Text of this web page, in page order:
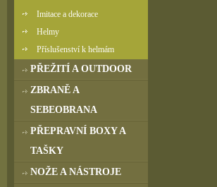
Imitace a dekorace
Helmy
Příslušenství k helmám
PŘEŽITÍ A OUTDOOR
ZBRANĚ A
SEBEOBRANA
PŘEPRAVNÍ BOXY A
TAŠKY
NOŽE A NÁSTROJE